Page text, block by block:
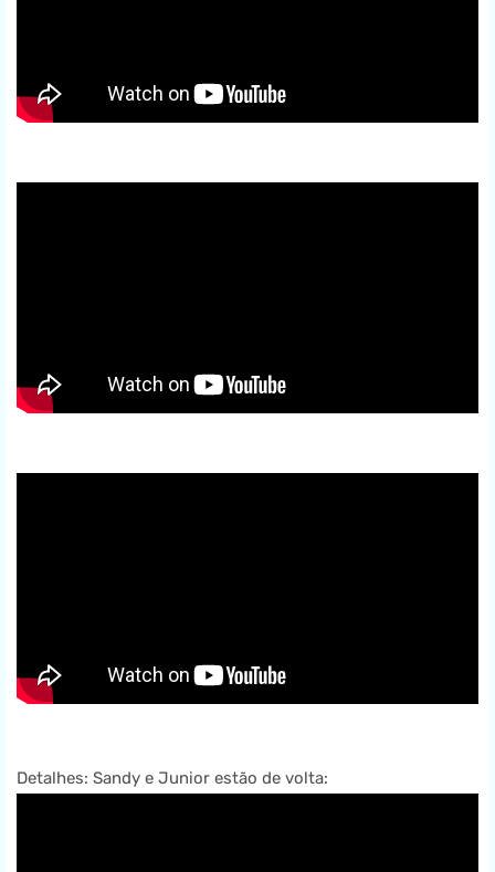
Detalhes: Sandy e Junior estão de volta: